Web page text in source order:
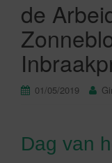
de
01/05/2019
Dag van